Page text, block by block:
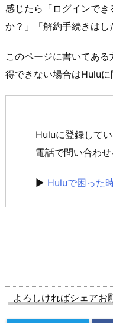
感じたら「ログインで
か？」「解約手続きはし
このページに書いてあ
得できない場合はHuluに
Huluに登録して
電話で問い合わせ
► Huluで困った
よろしければシェアお